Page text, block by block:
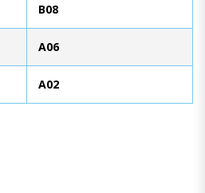
B08
A06
A02